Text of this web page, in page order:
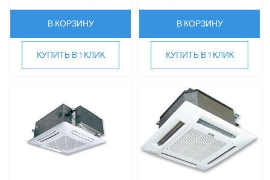
В КОРЗИНУ
КУПИТЬ В 1 КЛИК
В КОРЗИНУ
КУПИТЬ В 1 КЛИК